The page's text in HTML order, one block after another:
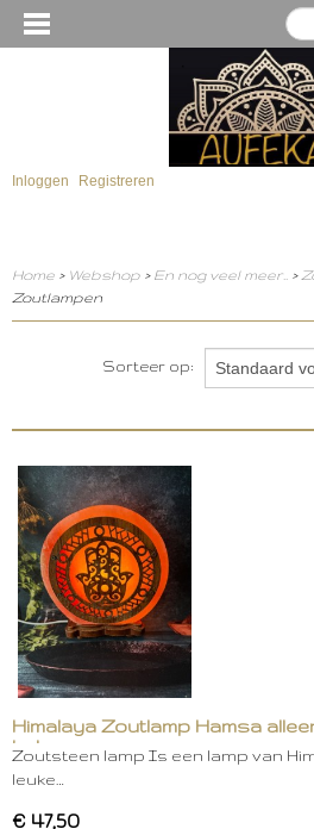
Inloggen Registreren
Home > Webshop > En nog veel meer.. >
Zoutlampen
Sorteer op:
Himalaya Zoutlamp Hamsa
halen
Zoutsteen lamp Is een lamp van
leuke…
€ 47,50